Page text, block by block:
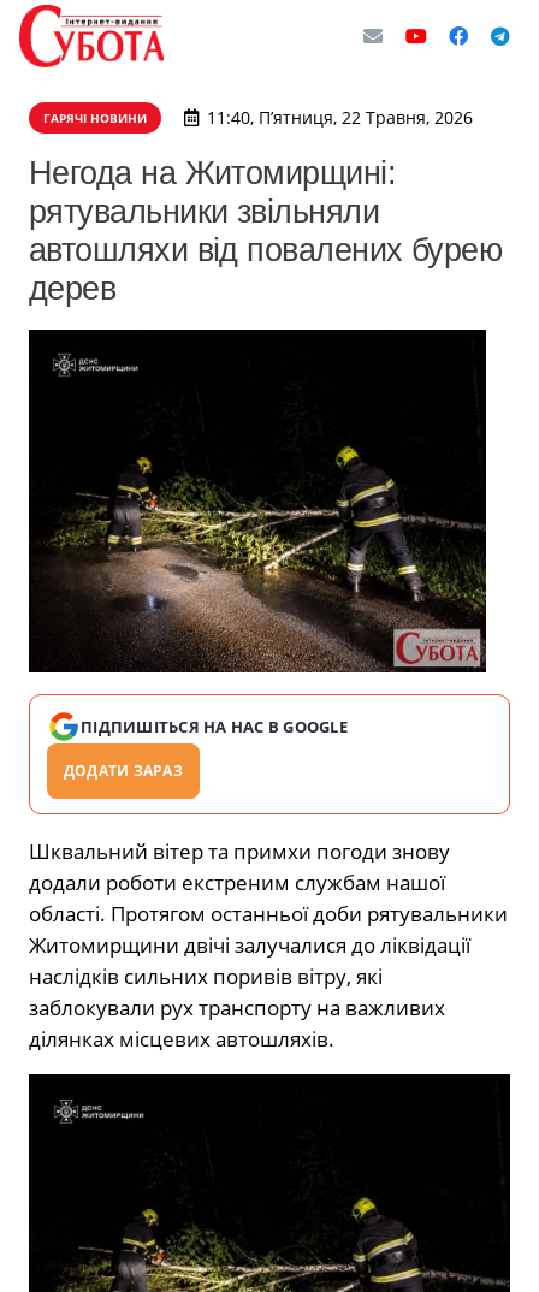
ГАРЯЧІ НОВИНИ 11:40, П’ятниця, 22 Травня, 2026
Негода на Житомирщині:
рятувальники звільняли
автошляхи від повалених бурею
дерев
ПІДПИШІТЬСЯ НА НАС В GOOGLE
ДОДАТИ ЗАРАЗ
Шквальний вітер та примхи погоди знову
додали роботи екстреним службам нашої
області. Протягом останньої доби рятувальники
Житомирщини двічі залучалися до ліквідації
наслідків сильних поривів вітру, які
заблокували рух транспорту на важливих
ділянках місцевих автошляхів.